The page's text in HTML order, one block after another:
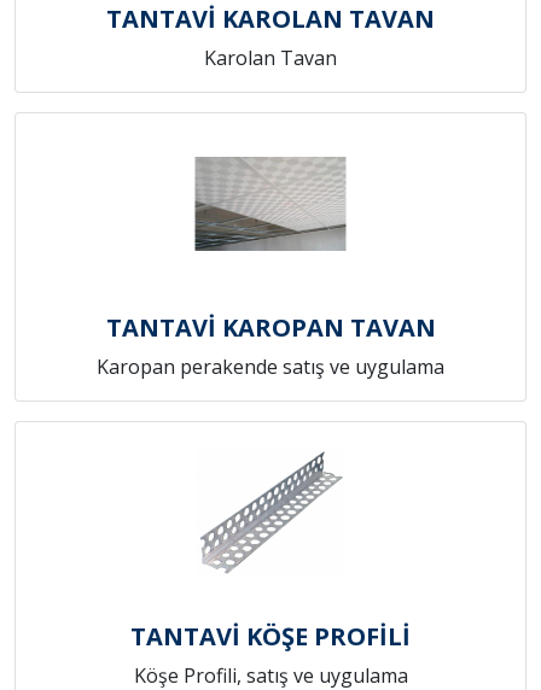
TANTAVİ KAROLAN TAVAN
Karolan Tavan
TANTAVİ KAROPAN TAVAN
Karopan perakende satış ve uygulama
TANTAVİ KÖŞE PROFİLİ
Köşe Profili, satış ve uygulama